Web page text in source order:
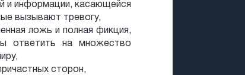
и информации, касающейся
вызывают тревогу,
ложь и полная фикция,
ответить на множество
сторон,